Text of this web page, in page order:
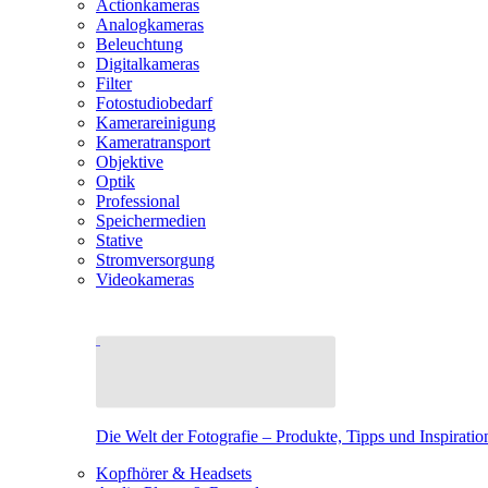
Actionkameras
Analogkameras
Beleuchtung
Digitalkameras
Filter
Fotostudiobedarf
Kamerareinigung
Kameratransport
Objektive
Optik
Professional
Speichermedien
Stative
Stromversorgung
Videokameras
Die Welt der Fotografie – Produkte, Tipps und
Kopfhörer & Headsets